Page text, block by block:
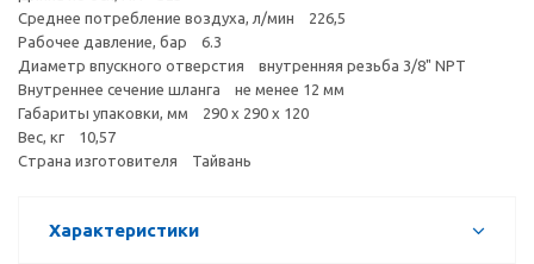
Среднее потребление воздуха, л/мин 226,5
Рабочее давление, бар 6.3
Диаметр впускного отверстия внутренняя резьба 3/8" NPT
Внутреннее сечение шланга не менее 12 мм
Габариты упаковки, мм 290 х 290 х 120
Вес, кг 10,57
Страна изготовителя Тайвань
Характеристики